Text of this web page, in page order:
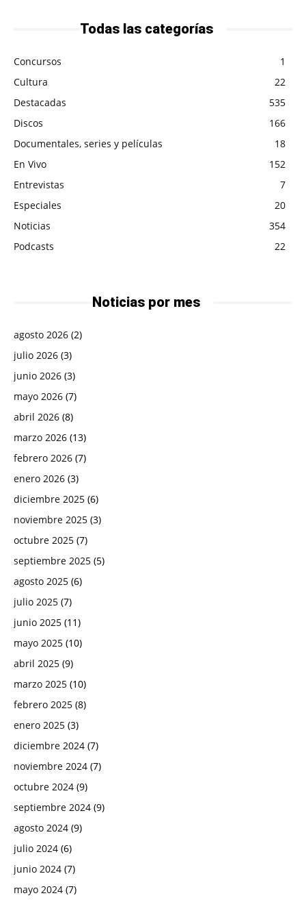
Todas las categorías
Concursos
1
Cultura
22
Destacadas
535
Discos
166
Documentales, series y películas
18
En Vivo
152
Entrevistas
7
Especiales
20
Noticias
354
Podcasts
22
Noticias por mes
agosto 2026 (2)
julio 2026 (3)
junio 2026 (3)
mayo 2026 (7)
abril 2026 (8)
marzo 2026 (13)
febrero 2026 (7)
enero 2026 (3)
diciembre 2025 (6)
noviembre 2025 (3)
octubre 2025 (7)
septiembre 2025 (5)
agosto 2025 (6)
julio 2025 (7)
junio 2025 (11)
mayo 2025 (10)
abril 2025 (9)
marzo 2025 (10)
febrero 2025 (8)
enero 2025 (3)
diciembre 2024 (7)
noviembre 2024 (7)
octubre 2024 (9)
septiembre 2024 (9)
agosto 2024 (9)
julio 2024 (6)
junio 2024 (7)
mayo 2024 (7)